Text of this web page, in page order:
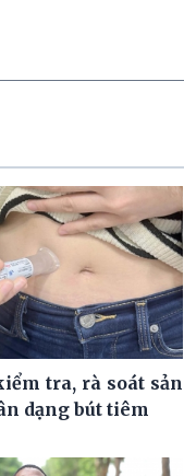
tra, rà soát sản
dạng bút tiêm